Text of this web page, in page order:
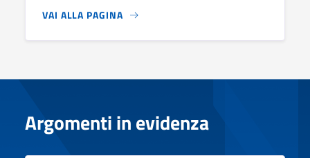
VAI ALLA PAGINA
Argomenti in evidenza